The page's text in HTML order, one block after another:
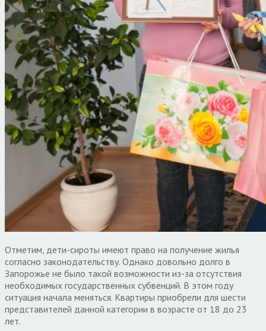
Отметим, дети-сироты имеют право на получение жилья
согласно законодательству. Однако довольно долго в
Запорожье не было такой возможности из-за отсутствия
необходимых государственных субвенций. В этом году
ситуация начала меняться. Квартиры приобрели для шести
представителей данной категории в возрасте от 18 до 23
лет.